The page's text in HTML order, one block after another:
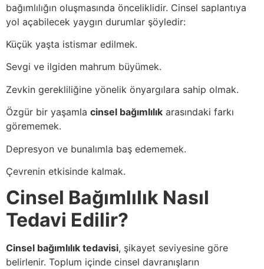
bağımlılığın oluşmasında önceliklidir. Cinsel saplantıya
yol açabilecek yaygın durumlar şöyledir:
Küçük yaşta istismar edilmek.
Sevgi ve ilgiden mahrum büyümek.
Zevkin gerekliliğine yönelik önyargılara sahip olmak.
Özgür bir yaşamla cinsel bağımlılık arasındaki farkı
görememek.
Depresyon ve bunalımla baş edememek.
Çevrenin etkisinde kalmak.
Cinsel Bağımlılık Nasıl
Tedavi Edilir?
Cinsel bağımlılık tedavisi, şikayet seviyesine göre
belirlenir. Toplum içinde cinsel davranışların